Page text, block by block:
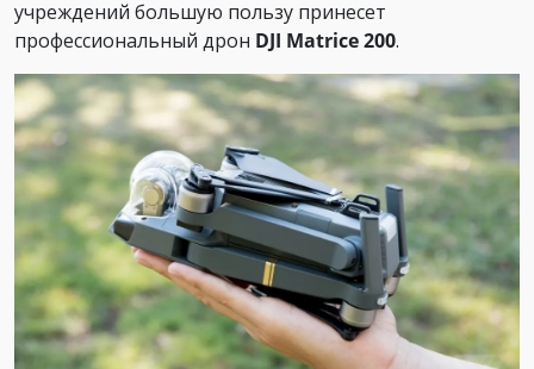
учреждений большую пользу принесет
профессиональный дрон DJI Matrice 200.